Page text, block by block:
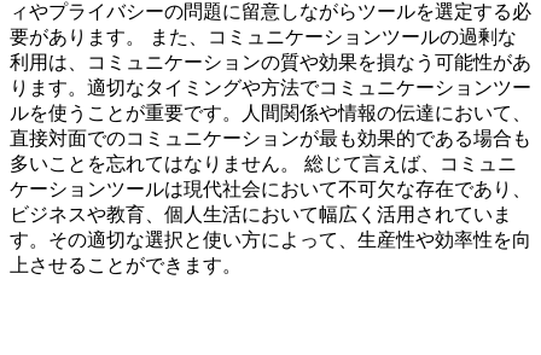
ィやプライバシーの問題に留意しながらツールを選定する必
要があります。 また、コミュニケーションツールの過剰な
利用は、コミュニケーションの質や効果を損なう可能性があ
ります。適切なタイミングや方法でコミュニケーションツー
ルを使うことが重要です。人間関係や情報の伝達において、
直接対面でのコミュニケーションが最も効果的である場合も
多いことを忘れてはなりません。 総じて言えば、コミュニ
ケーションツールは現代社会において不可欠な存在であり、
ビジネスや教育、個人生活において幅広く活用されていま
す。その適切な選択と使い方によって、生産性や効率性を向
上させることができます。